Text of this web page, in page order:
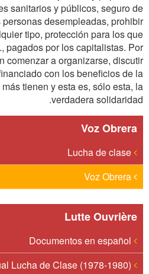
sanitarios y públicos, seguro de
desempleadas, prohibir
tipo, protección para los que
pagados por los capitalistas. Por
comenzar a organizarse, discutir
con los beneficios de la
tienen y esta es, sólo esta, la
verdadera solidaridad.
Voz Obrera
Lutte Ouvrière